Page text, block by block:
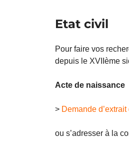
Etat civil
Pour faire vos
depuis le XVIIème
Acte de naissance
> Demande
ou s’adresser à la